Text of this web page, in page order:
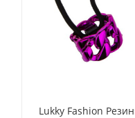
Lukky Fashion